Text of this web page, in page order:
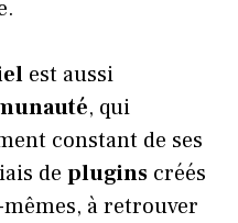
est aussi
, qui
constant de ses
de plugins créés
à retrouver